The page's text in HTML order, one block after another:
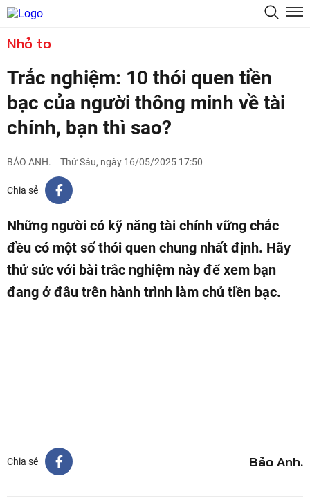
Nhỏ to
Trắc nghiệm: 10 thói quen tiền
bạc của người thông minh về tài
chính, bạn thì sao?
BẢO ANH. Thứ Sáu, ngày 16/05/2025 17:50
Chia sẻ
Những người có kỹ năng tài chính vững chắc
đều có một số thói quen chung nhất định. Hãy
thử sức với bài trắc nghiệm này để xem bạn
đang ở đâu trên hành trình làm chủ tiền bạc.
Chia sẻ Bảo Anh.